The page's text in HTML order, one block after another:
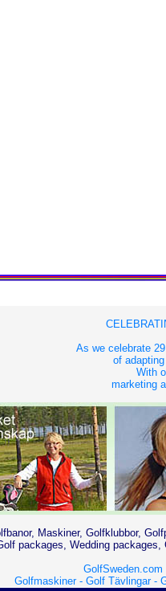
As we celebrate
of
With
marketing
Maskiner, Golfklubbor,
packages, Wedding
GolfSweden.com
Golfmaskiner - Golf Tävlingar -